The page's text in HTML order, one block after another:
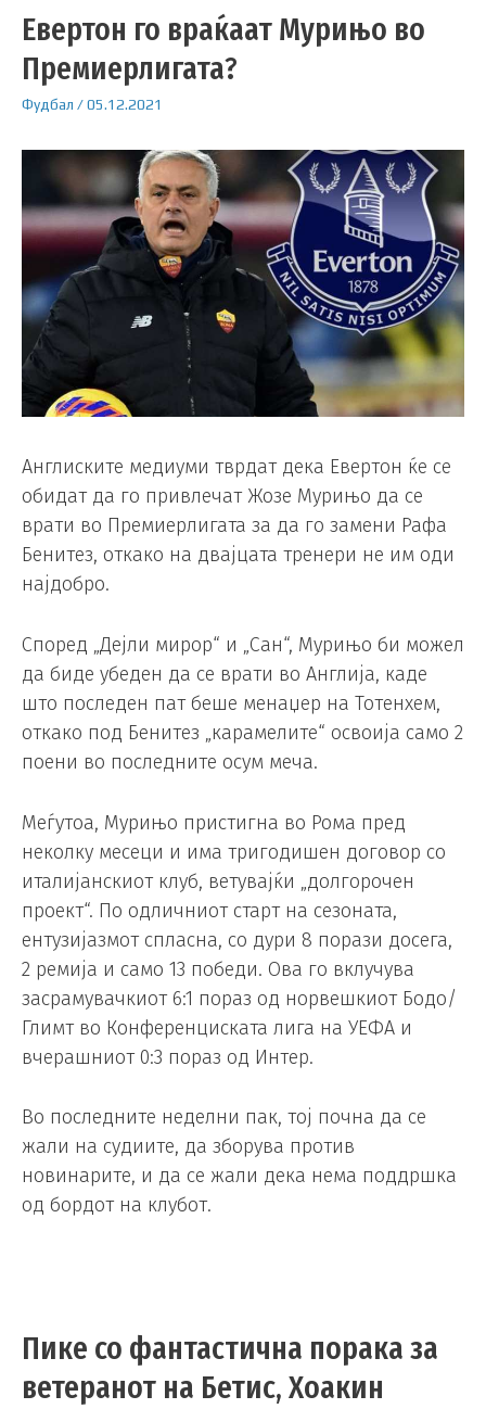
Евертон го враќаат Мурињо во
Премиерлигата?
Фудбал /05.12.2021
Aнглиските медиуми тврдат дека Евертон ќе се
обидат да го привлечат Жозе Мурињо да се
врати во Премиерлигата за да го замени Рафа
Бенитез, откако на двајцата тренери не им оди
најдобро.
Според „Дејли мирор“ и „Сан“, Мурињо би можел
да биде убеден да се врати во Англија, каде
што последен пат беше менаџер на Тотенхем,
откако под Бенитез „карамелите“ освоија само 2
поени во последните осум меча.
Меѓутоа, Мурињо пристигна во Рома пред
неколку месеци и има тригодишен договор со
италијанскиот клуб, ветувајќи „долгорочен
проект“. По одличниот старт на сезоната,
ентузијазмот спласна, со дури 8 порази досега,
2 ремија и само 13 победи. Ова го вклучува
засрамувачкиот 6:1 пораз од норвешкиот Бодо/
Глимт во Конференциската лига на УЕФА и
вчерашниот 0:3 пораз од Интер.
Во последните неделни пак, тој почна да се
жали на судиите, да зборува против
новинарите, и да се жали дека нема поддршка
од бордот на клубот.
Пике со фантастична порака за
ветеранот на Бетис, Хоакин